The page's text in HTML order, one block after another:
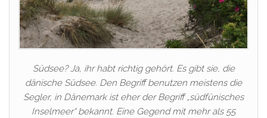
Südsee? Ja, ihr habt richtig gehört. Es gibt sie, die
dänische Südsee. Den Begriff benutzen meistens die
Segler, in Dänemark ist eher der Begriff „südfünisches
Inselmeer“ bekannt. Eine Gegend mit mehr als 55